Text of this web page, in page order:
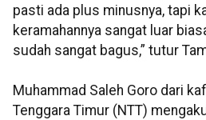
pasti ada plus minusnya, tapi
keramahannya sangat luar
sudah sangat bagus,” tutur
Muhammad Saleh Goro dari
Tenggara Timur (NTT)